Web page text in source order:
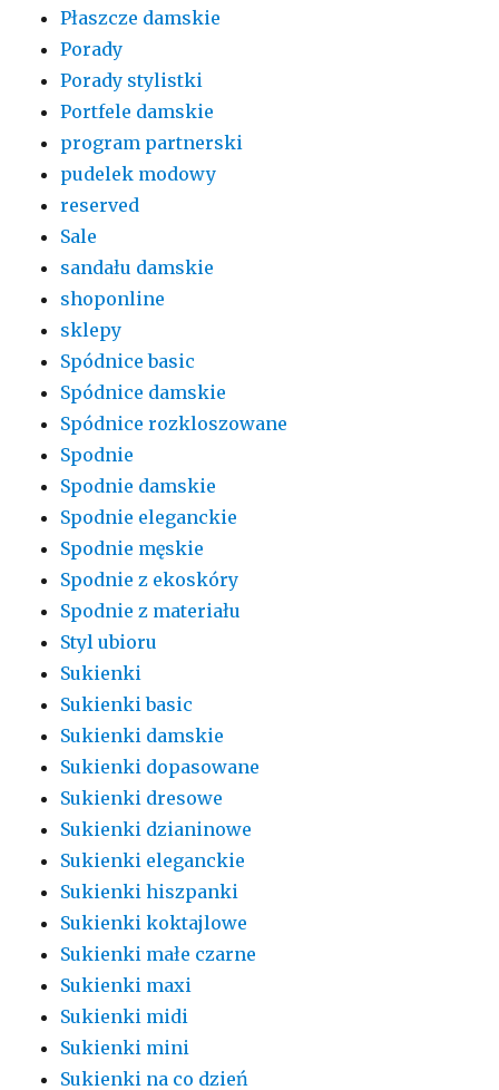
Płaszcze damskie
Porady
Porady stylistki
Portfele damskie
program partnerski
pudelek modowy
reserved
Sale
sandału damskie
shoponline
sklepy
Spódnice basic
Spódnice damskie
Spódnice rozkloszowane
Spodnie
Spodnie damskie
Spodnie eleganckie
Spodnie męskie
Spodnie z ekoskóry
Spodnie z materiału
Styl ubioru
Sukienki
Sukienki basic
Sukienki damskie
Sukienki dopasowane
Sukienki dresowe
Sukienki dzianinowe
Sukienki eleganckie
Sukienki hiszpanki
Sukienki koktajlowe
Sukienki małe czarne
Sukienki maxi
Sukienki midi
Sukienki mini
Sukienki na co dzień